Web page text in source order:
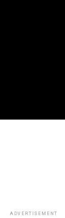
ADVERTISEMENT